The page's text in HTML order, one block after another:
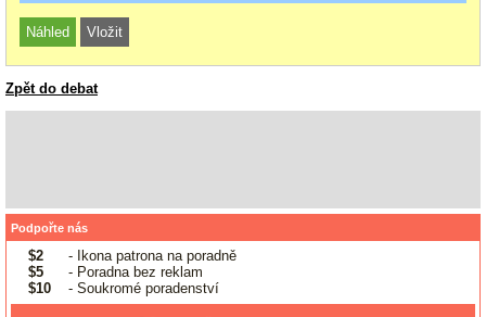
Zpět do debat
Podpořte nás
$2
- Ikona patrona na poradně
$5
- Poradna bez reklam
$10
- Soukromé poradenství